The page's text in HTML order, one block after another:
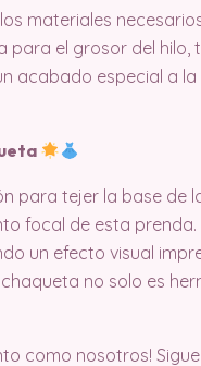
materiales
el grosor del hilo,
acabado especial a
para tejer la base de
focal de esta prenda.
un efecto visual
no solo es
como nosotros!